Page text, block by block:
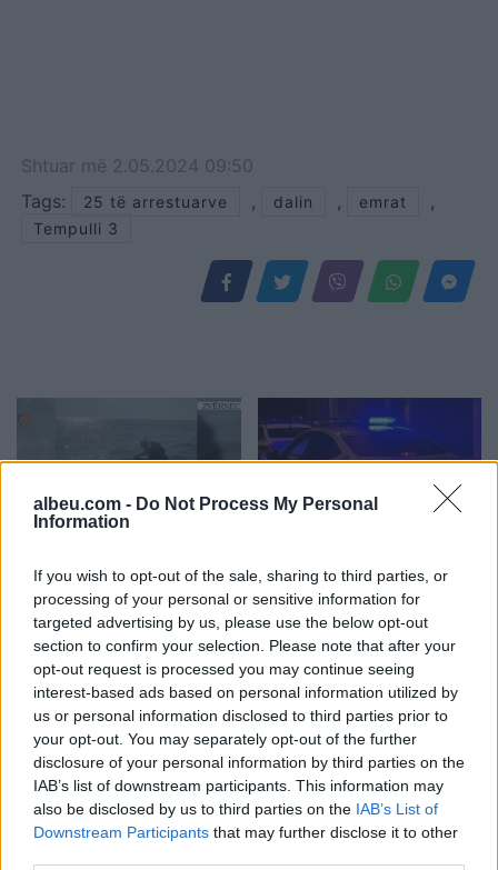
albeu.com - Do Not Process My Personal
Information
If you wish to opt-out of the sale, sharing to third parties, or
processing of your personal or sensitive information for
targeted advertising by us, please use the below opt-out
section to confirm your selection. Please note that after your
opt-out request is processed you may continue seeing
interest-based ads based on personal information utilized by
us or personal information disclosed to third parties prior to
your opt-out. You may separately opt-out of the further
disclosure of your personal information by third parties on the
IAB’s list of downstream participants. This information may
also be disclosed by us to third parties on the IAB’s List of
Downstream Participants that may further disclose it to other
Shtuar më 2.05.2024 09:50
Tags:
25 të arrestuarve , dalin , emrat ,
Tempulli 3
hapësirën e pushuesve në
Zvërnec, gjobitet me 300
mijë lekë drejtuesi
Kombit, aksidentohet de
vdes 38-vjeçari nga
Kosova
“Po ngrihet një ministri
paralele e Shëndetësisë”/
Video/ Shpërthimi në një
minibus në periferi të